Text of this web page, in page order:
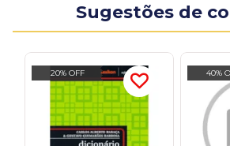
Sugestões de
20% OFF 40%